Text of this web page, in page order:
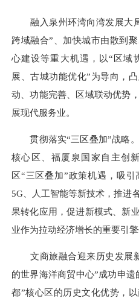
融入泉州环湾向湾发展大局
跨域融合”、加快城市由散到
心建设等重大机遇，以“区域
展、古城功能优化”为导向，
动、功能完善、区域联动优势
展现代服务业。
贯彻落实“三区叠加”战略。
核心区、福厦泉国家自主创
区“三区叠加”政策机遇，吸
5G、人工智能等新技术，推进
果转化应用，促进新模式、新
业作为拉动经济增长的重要引擎
文商旅融合迎来历史发展
的世界海洋商贸中心”成功申
都”核心区的历史文化优势，